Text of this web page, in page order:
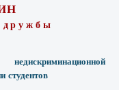
студентов